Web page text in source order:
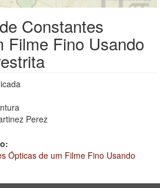
Constantes
Filme Fino Usando
Perez
Ópticas de um Filme Fino Usando